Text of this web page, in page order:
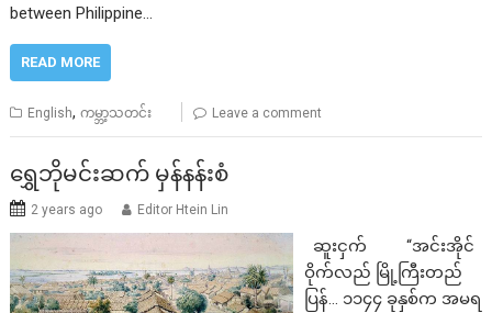
between Philippine…
READ MORE
English,ကမ္ဘာ့သတင်း Leave a comment
ရွှေဘိုမင်းဆက် မှန်နန်းစံ
2 years ago Editor Htein Lin
ဆူးငှက် “အင်းအိုင်
ဝိုက်လည် မြို့ကြီးတည်
ပြန်… ၁၁၄၄ ခုနှစ်က အမရ